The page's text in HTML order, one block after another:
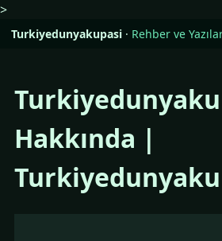
>
Turkiyedunyakupasi · Rehber ve
Hakkında |